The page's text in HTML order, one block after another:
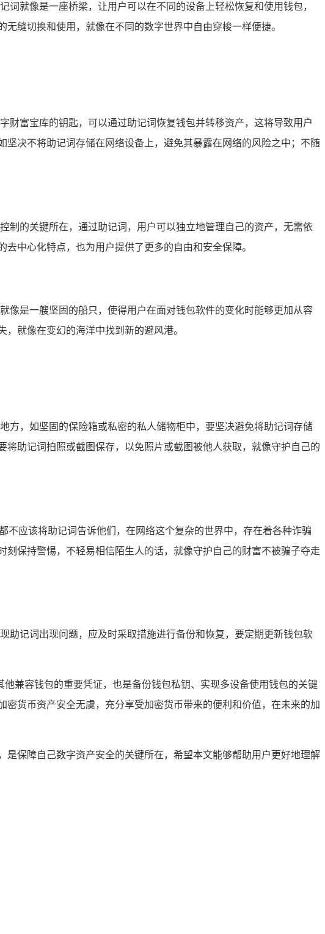
就像是一座桥梁，让用户可以在不同的设备上轻松恢复和使用钱包，
缝切换和使用，就像在不同的数字世界中自由穿梭一样便捷。
财富宝库的钥匙，可以通过助记词恢复钱包并转移资产，这将导致用户
决不将助记词存储在网络设备上，避免其暴露在网络的风险之中；不随
制的关键所在，通过助记词，用户可以独立地管理自己的资产，无需依
中心化特点，也为用户提供了更多的自由和安全保障。
像是一艘坚固的船只，使得用户在面对钱包软件的变化时能够更加从容
就像在变幻的海洋中找到新的避风港。
方，如坚固的保险箱或私密的私人储物柜中，要坚决避免将助记词存储
助记词拍照或截图保存，以免照片或截图被他人获取，就像守护自己的
不应该将助记词告诉他们，在网络这个复杂的世界中，存在着各种诈骗
保持警惕，不轻易相信陌生人的话，就像守护自己的财富不被骗子夺走
助记词出现问题，应及时采取措施进行备份和恢复，要定期更新钱包软
兼容钱包的重要凭证，也是备份钱包私钥、实现多设备使用钱包的关键
货币资产安全无虞，充分享受加密货币带来的便利和价值，在未来的加
保障自己数字资产安全的关键所在，希望本文能够帮助用户更好地理解